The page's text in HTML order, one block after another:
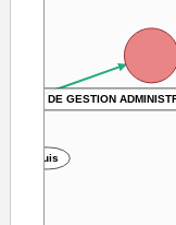
CENTRO DE GESTION
Jose Luis